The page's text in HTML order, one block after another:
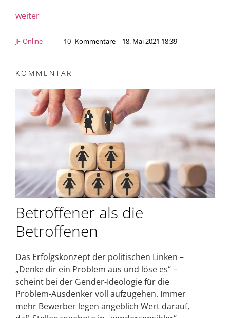
weiter
JF-Online 10 Kommentare – 18. Mai 2021 18:39
KOMMENTAR
Betroffener als die
Betroffenen
Das Erfolgskonzept der politischen Linken –
„Denke dir ein Problem aus und löse es“ –
scheint bei der Gender-Ideologie für die
Problem-Ausdenker voll aufzugehen. Immer
mehr Bewerber legen angeblich Wert darauf,